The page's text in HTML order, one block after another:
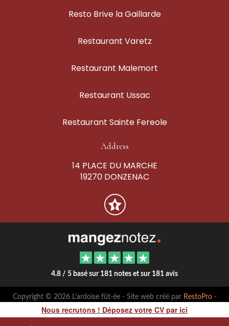
Resto Brive la Gaillarde
Restaurant Varetz
Restaurant Malemort
Restaurant Ussac
Restaurant Sainte Fereole
Address
14 PLACE DU MARCHE
19270 DONZENAC
4.8 / 5 basé sur 181 notes et sur 181 avis
Copyright © 2026 L'ardoise fût-ée - Site web créé par RestoPro-
mentions légales
Nous recrutons ! Déposez votre CV par ici